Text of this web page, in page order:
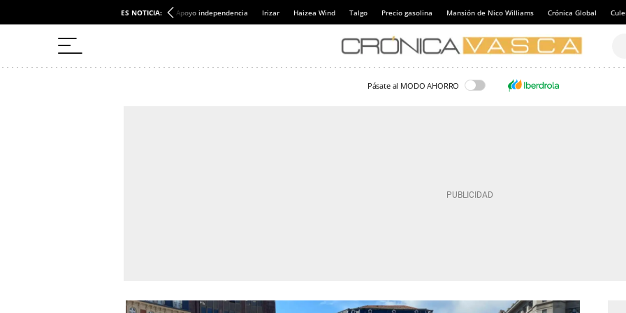
ES NOTICIA: Apoyo independencia Irizar Haizea Wind Talgo Precio gasolina Mansión de Nico Williams Crónica Global
Pásate al MODO AHORRO